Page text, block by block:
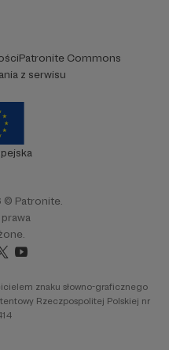
Patronite Commons
z serwisu
Patronite.
znaku słowno-graficznego
Rzeczpospolitej Polskiej nr